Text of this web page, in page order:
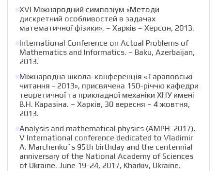
ХVІ Міжнародний симпозіум «Методи
дискретний особливостей в задачах
математичної фізики». – Харків – Херсон, 2013.
International Conference on Actual Problems of
Mathematics and Informatics. – Baku, Azerbaijan,
2013.
Міжнародна школа-конференція «Тараповські
читання - 2013», присвячена 150-річчю кафедри
теоретичної та прикладної механіки ХНУ имені
В.Н. Каразіна. – Харків, 30 вересня – 4 жовтня,
2013.
Analysis and mathematical physics (AMPH-2017).
V International conference dedicated to Vladimir
A. Marchenko`s 95th birthday and the centennial
anniversary of the National Academy of Sciences
of Ukraine. June 19-24, 2017, Kharkiv, Ukraine.